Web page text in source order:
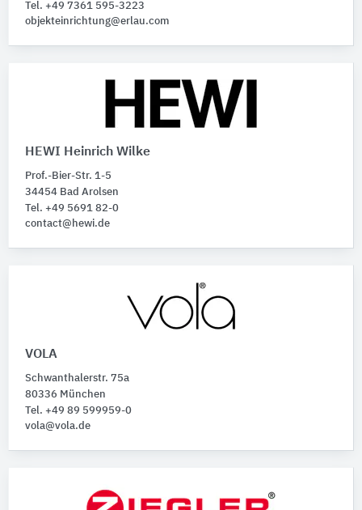
Tel. +49 7361 595-3223
objekteinrichtung@erlau.com
HEWI Heinrich Wilke
Prof.-Bier-Str. 1-5
34454 Bad Arolsen
Tel. +49 5691 82-0
contact@hewi.de
VOLA
Schwanthalerstr. 75a
80336 München
Tel. +49 89 599959-0
vola@vola.de